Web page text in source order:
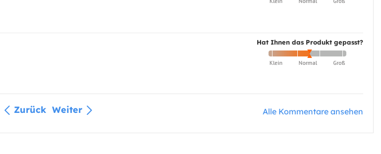
Hat Ihnen das Produkt gepasst?
Zurück Weiter Alle Kommentare ansehen